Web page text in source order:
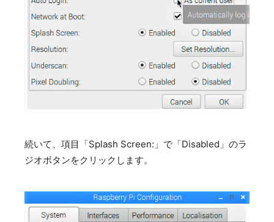
続いて、項目「Splash Screen:」で「Disabled」のラ
ジオボタンをクリックします。